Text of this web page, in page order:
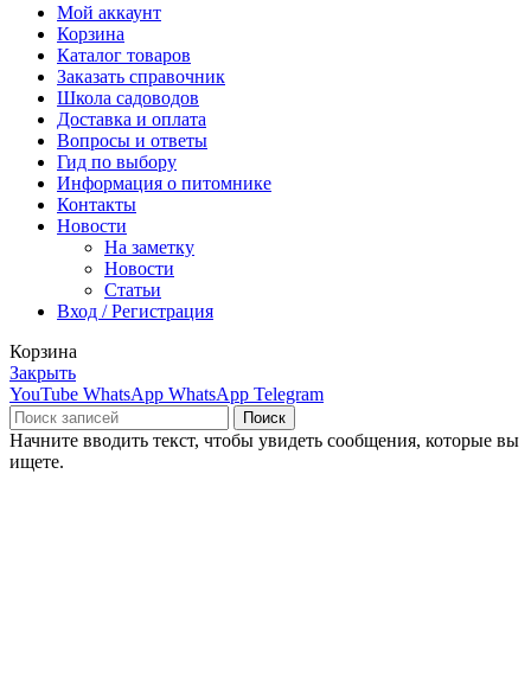
Мой аккаунт
Корзина
Каталог товаров
Заказать справочник
Школа садоводов
Доставка и оплата
Вопросы и ответы
Гид по выбору
Информация о питомнике
Контакты
Новости
На заметку
Новости
Статьи
Вход / Регистрация
Корзина
Закрыть
YouTube WhatsApp WhatsApp Telegram
Поиск
Начните вводить текст, чтобы увидеть сообщения, которые вы
ищете.